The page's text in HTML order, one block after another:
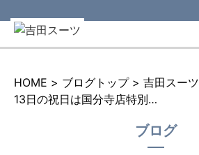
HOME > ブログトップ > 吉田スーツ
13日の祝日は国分寺店特別営業致します！
ブログ